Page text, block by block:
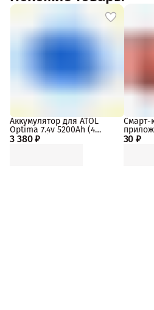
3 380 ₽
Аккумулятор для ATOL
Optima 7.4v 5200Ah (4
элемента)
30 ₽
Смарт-